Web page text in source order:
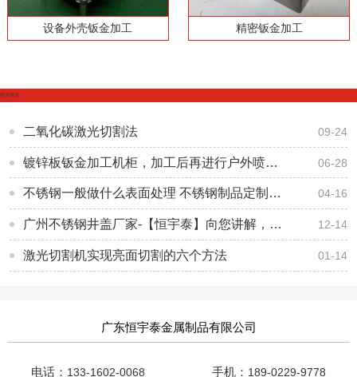
设备外壳钣金加工 精密钣金加工
相关资讯
二氧化碳激光切割法 09-24
镀锌板钣金加工机柜，加工后再进行户外喷粉处理【恒宇泰金属】 06-28
不锈钢一般做什么表面处理 不锈钢制品定制加工厂 04-16
广州不锈钢井盖厂家-【恒宇泰】向您讲解，球墨铸铁井盖的标准是怎么样的？ 12-14
激光切割机实现亮面切割的六个方法 01-14
广东恒宇泰金属制品有限公司
电话： 133-1602-0068 手机： 189-0229-9778